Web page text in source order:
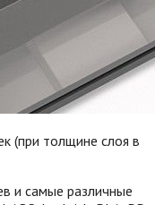
(при толщине слоя в
и самые различные